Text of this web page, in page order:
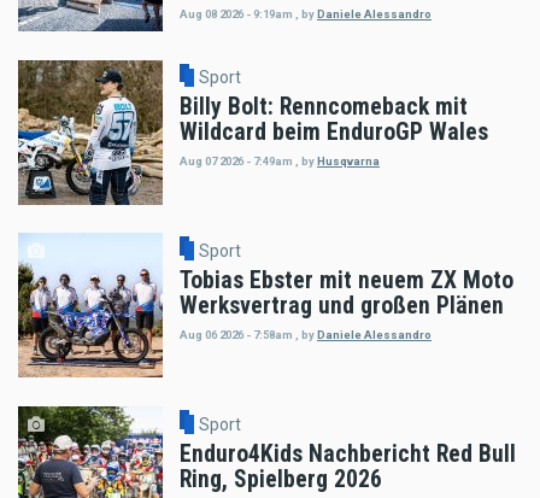
Aug 08 2026 - 9:19am byDaniele Alessandro
Sport
Billy Bolt: Renncomeback mit
Wildcard beim EnduroGP Wales
Aug 07 2026 - 7:49am , by Husqvarna
Sport
Tobias Ebster mit neuem ZX Moto
Werksvertrag und großen Plänen
Aug 06 2026 - 7:58am byDaniele Alessandro
Sport
Enduro4Kids Nachbericht Red Bull
Ring, Spielberg 2026